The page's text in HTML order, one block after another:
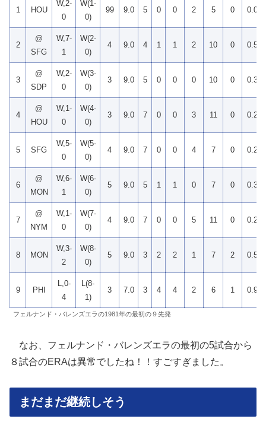
1 HOU
W,2-
0
W(1-
0)
99 9.0 5 0 0 2 5 0 0.00
2
@
SFG
W,7-
1
W(2-
0)
4 9.0 4 1 1 2 10 0 0.50
3
@
SDP
W,2-
0
W(3-
0)
3 9.0 5 0 0 0 10 0 0.33
4
@
HOU
W,1-
0
W(4-
0)
3 9.0 7 0 0 3 11 0 0.25
5 SFG
W,5-
0
W(5-
0)
4 9.0 7 0 0 4 7 0 0.20
6
@
MON
W,6-
1
W(6-
0)
5 9.0 5 1 1 0 7 0 0.33
7
@
NYM
W,1-
0
W(7-
0)
4 9.0 7 0 0 5 11 0 0.29
8 MON
W,3-
2
W(8-
0)
5 9.0 3 2 2 1 7 2 0.50
9 PHI
L,0-
4
L(8-
1)
3 7.0 3 4 4 2 6 1 0.91
フェルナンド・バレンズエラの1981年の最初の９先発
なお、フェルナンド・バレンズエラの最初の5試合から
８試合のERAは異常でしたね！！すごすぎました。
まだまだ継続しそう